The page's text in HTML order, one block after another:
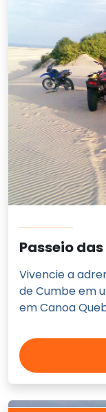
Passeio
Vivencie a
de Cumbe em
em Canoa